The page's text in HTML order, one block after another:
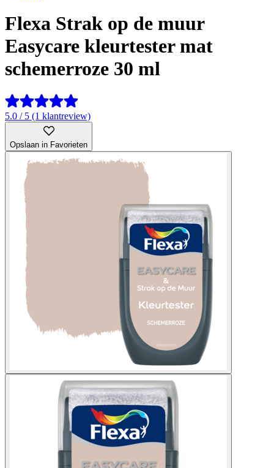
Flexa Strak op de muur
Easycare kleurtester mat
schemerroze 30 ml
5.0 / 5 (1 klantreview)
Opslaan in Favorieten